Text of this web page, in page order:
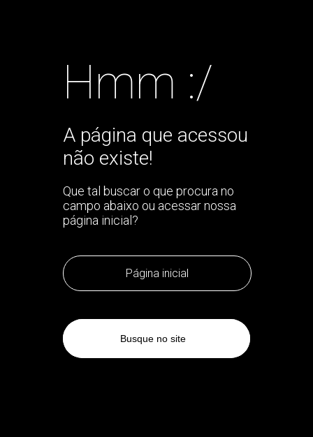
Hmm :/
A página que acessou
não existe!
Que tal buscar o que procura no
campo abaixo ou acessar nossa
página inicial?
Página inicial